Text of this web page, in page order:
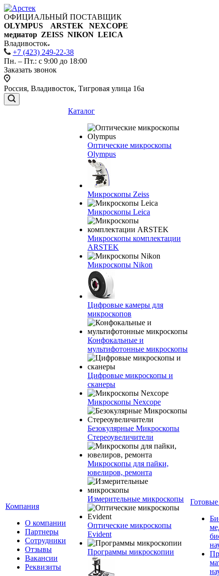
ОФИЦИАЛЬНЫЙ ПОСТАВЩИК
OLYMPUS ARSTEK NEXCOPE
медиатор ZEISS NIKON LEICA
Владивосток
+7 (423) 249-22-38
Пн. – Пт.: с 9:00 до 18:00
Заказать звонок
Россия, Владивосток, Тигровая улица 16а
Компания
О компании
Партнеры
Сотрудники
Отзывы
Вакансии
Реквизиты
Каталог
Оптические микроскопы
Olympus
Микроскопы Zeiss
Микроскопы Leica
Микроскопы комплектации
ARSTEK
Микроскопы Nikon
Цифровые камеры для
микроскопов
Конфокальные и
мультифотонные микроскопы
Цифровые микроскопы и
сканеры
Микроскопы Nexcope
Безокулярные Микроскопы
Стереоувеличители
Микроскопы для пайки,
ювелиров, ремонта
Измерительные микроскопы
Оптические микроскопы
Evident
Программы микроскопии